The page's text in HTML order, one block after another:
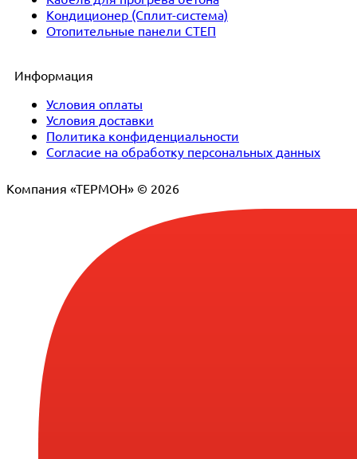
Кондиционер (Сплит-система)
Отопительные панели СТЕП
Информация
Условия оплаты
Условия доставки
Политика конфиденциальности
Согласие на обработку персональных данных
Компания «ТЕРМОН» © 2026